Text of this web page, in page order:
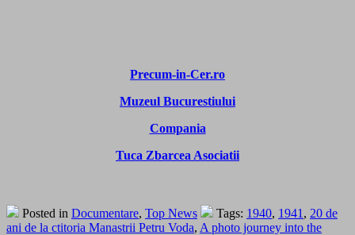
Precum-in-Cer.ro
Muzeul Bucurestiului
Compania
Tuca Zbarcea Asociatii
Posted in Documentare, Top News Tags: 1940, 1941 , 20 de
ani de la ctitoria Manastrii Petru Voda, A photo journey into the